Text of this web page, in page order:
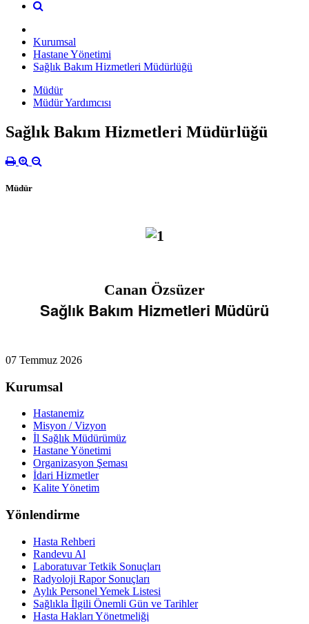
Kurumsal
Hastane Yönetimi
Sağlık Bakım Hizmetleri Müdürlüğü
Müdür
Müdür Yardımcısı
Sağlık Bakım Hizmetleri Müdürlüğü
Müdür
Canan Özsüzer
Sağlık Bakım Hizmetleri Müdürü
07 Temmuz 2026
Kurumsal
Hastanemiz
Misyon / Vizyon
İl Sağlık Müdürümüz
Hastane Yönetimi
Organizasyon Şeması
İdari Hizmetler
Kalite Yönetim
Yönlendirme
Hasta Rehberi
Randevu Al
Laboratuvar Tetkik Sonuçları
Radyoloji Rapor Sonuçları
Aylık Personel Yemek Listesi
Sağlıkla İlgili Önemli Gün ve Tarihler
Hasta Hakları Yönetmeliği